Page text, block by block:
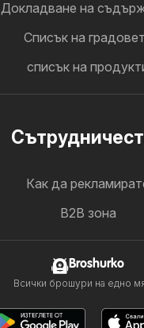
Докладване на
Cписък на
списък на
Как да
B2B зона
Broshurko
Всички брошури на едно